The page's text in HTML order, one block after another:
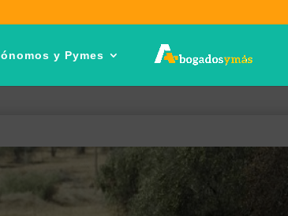
y Pymes